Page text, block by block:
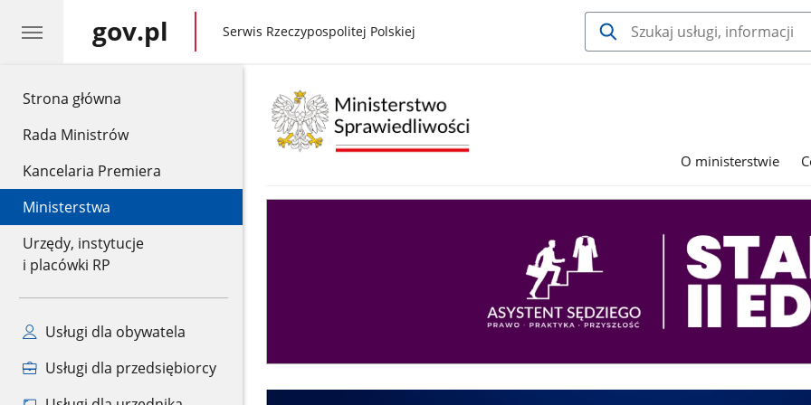
Strona główna
Rada Ministrów
Kancelaria Premiera
Ministerstwa
Urzędy, instytucje
i placówki RP
Usługi dla obywatela
Usługi dla przedsiębiorcy
gov.pl gov.pl
Serwis Rzeczypospolitej Polskiej
O ministerstwie